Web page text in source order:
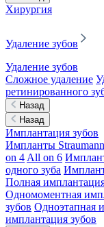
Хирургия
Удаление зубов
Удаление зубов
Сложное удаление
ретинированного
Назад
Назад
Имплантация зубов
Импланты Straumann
on 4 All on 6
одного зуба
Полная
Одномоментная
зубов Одноэтапная
имплантация зубов